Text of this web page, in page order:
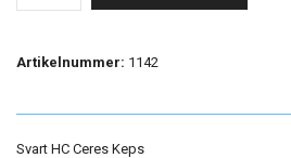
Artikelnummer: 1142
Svart HC Ceres Keps